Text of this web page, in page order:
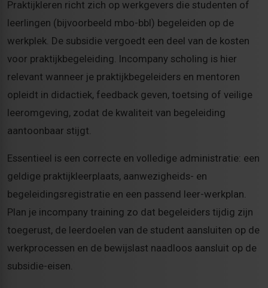
Praktijkleren richt zich op werkgevers die studenten of
leerlingen (bijvoorbeeld mbo-bbl) begeleiden op de
werkplek. De subsidie vergoedt een deel van de kosten
voor praktijkbegeleiding. Incompany scholing is hier
relevant wanneer je praktijkbegeleiders en mentoren
opleidt in didactiek, feedback geven, toetsing of veilige
leeromgeving, zodat de kwaliteit van begeleiding
aantoonbaar stijgt.
Essentieel is een correcte en volledige administratie: een
geldige praktijkleerplaats, aanwezigheids- en
begeleidingsregistratie en een passend leer-werkplan.
Plan je incompany training zo dat begeleiders tijdig zijn
toegerust, de leerdoelen van de student aansluiten op de
werkprocessen en de bewijslast naadloos aansluit op de
subsidie-eisen.